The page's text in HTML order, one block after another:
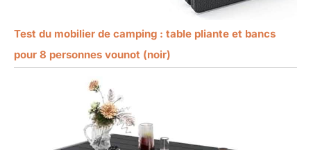
Test du mobilier de camping : table pliante et bancs
pour 8 personnes vounot (noir)